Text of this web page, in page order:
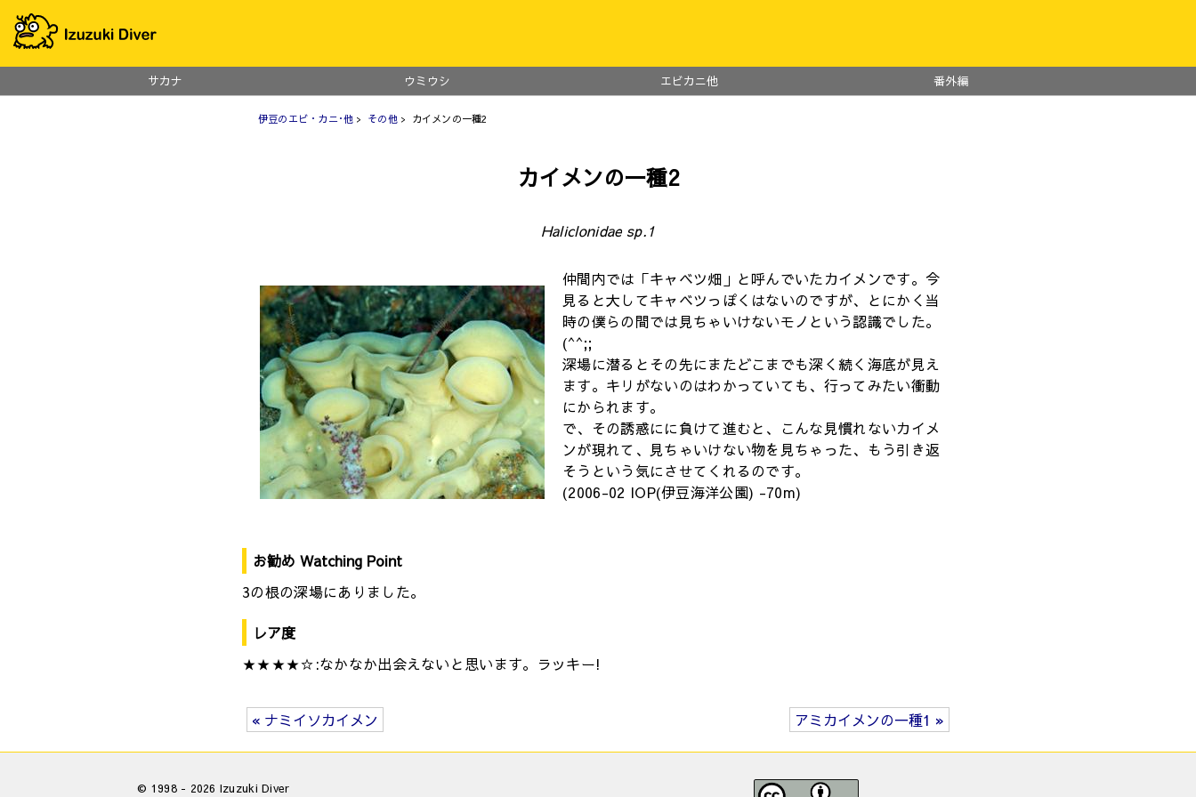
サカナ ウミウシ エビカニ他 番外編
伊豆のエビ・カニ･他 > その他> カイメンの一種2
カイメンの一種2
Haliclonidae sp.1
仲間内では「キャベツ畑」と呼んでいたカイメンです。今
見ると大してキャベツっぽくはないのですが、とにかく当
時の僕らの間では見ちゃいけないモノという認識でした。
(^^;;
深場に潜るとその先にまたどこまでも深く続く海底が見え
ます。キリがないのはわかっていても、行ってみたい衝動
にかられます。
で、その誘惑にに負けて進むと、こんな見慣れないカイメ
ンが現れて、見ちゃいけない物を見ちゃった、もう引き返
そうという気にさせてくれるのです。
(2006-02 IOP(伊豆海洋公園) -70m)
お勧め Watching Point
3の根の深場にありました。
レア度
★★★★☆:なかなか出会えないと思います。ラッキー!
« ナミイソカイメン アミカイメンの一種1 »
© 1998 - 2026 Izuzuki Diver